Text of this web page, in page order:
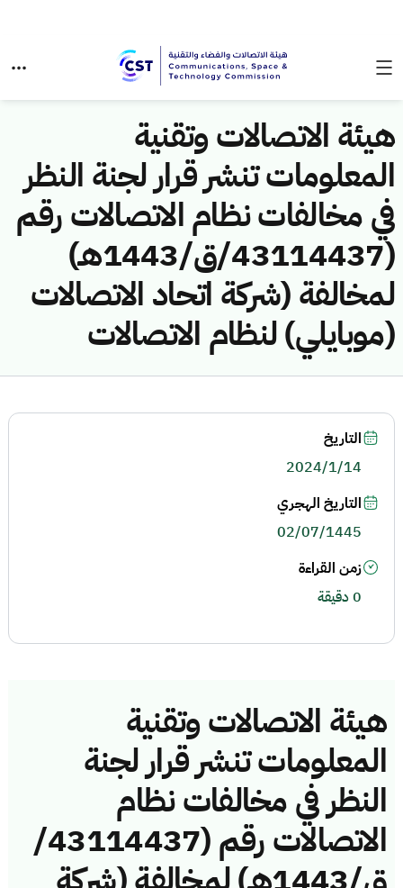
هيئة الاتصالات وتقنية
المعلومات تنشر قرار لجنة النظر
في مخالفات نظام الاتصالات رقم
(43114437/ق/1443هـ)
لمخالفة (شركة اتحاد الاتصالات
(موبايلي) لنظام الاتصالات
هيئة الاتصالات وتقنية
المعلومات تنشر قرار لجنة
النظر في مخالفات نظام
الاتصالات رقم (43114437/
التاريخ
2024/1/14
التاريخ الهجري
02/07/1445
زمن القراءة
0 دقيقة